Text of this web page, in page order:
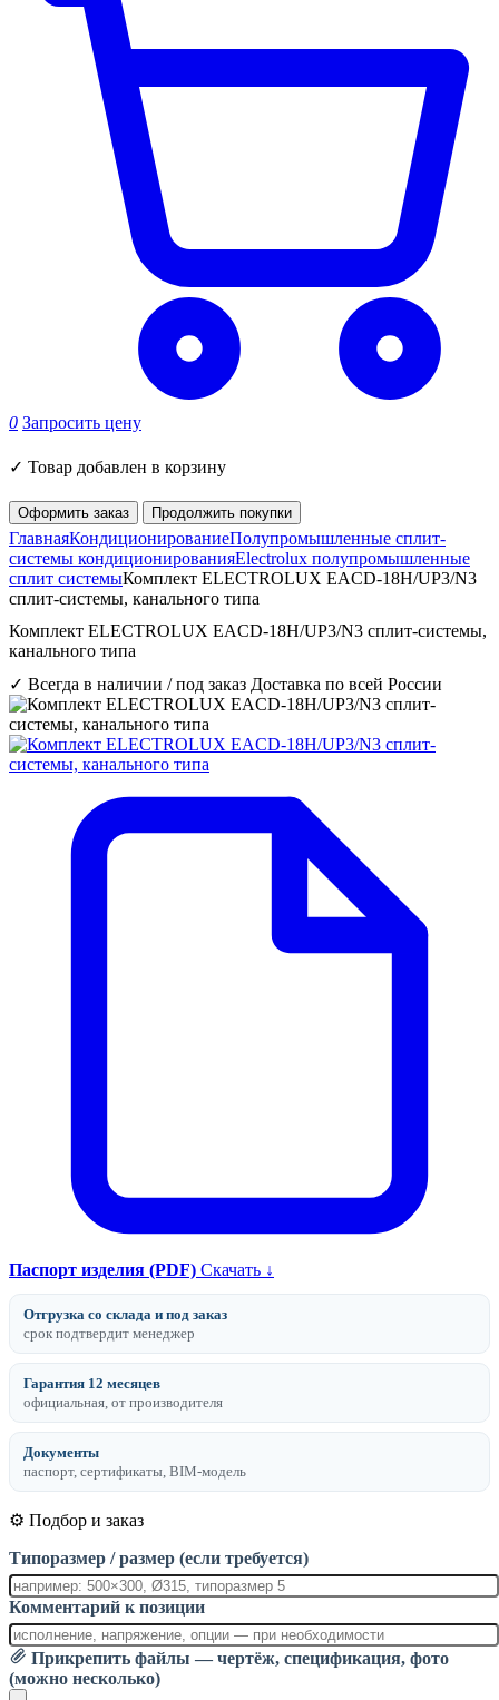
0 Запросить цену
✓ Товар добавлен в корзину
Оформить заказ Продолжить покупки
ГлавнаяКондиционированиеПолупромышленные сплит-
системы кондиционированияElectrolux полупромышленные
сплит системыКомплект ELECTROLUX EACD-18H/UP3/N3
сплит-системы, канального типа
Комплект ELECTROLUX EACD-18H/UP3/N3 сплит-системы,
канального типа
✓ Всегда в наличии / под заказ Доставка по всей России
Паспорт изделия (PDF) Скачать ↓
Отгрузка со склада и под заказ
срок подтвердит менеджер
Гарантия 12 месяцев
официальная, от производителя
Документы
паспорт, сертификаты, BIM-модель
⚙️ Подбор и заказ
Типоразмер / размер (если требуется)
Комментарий к позиции
Прикрепить файлы — чертёж, спецификация, фото
(можно несколько)